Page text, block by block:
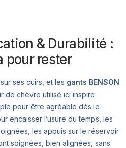
& Durabilité :
pour rester
ses cuirs, et les gants BENSON
de chèvre utilisé ici inspire
pour être agréable dès le
encaisser l’usure du temps, les
les appuis sur le réservoir
soignées, bien alignées, sans